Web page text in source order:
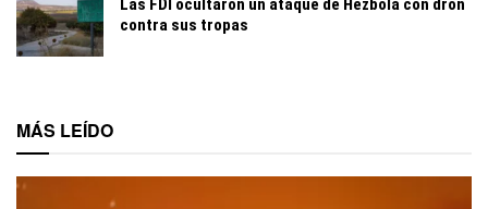
Las FDI ocultaron un ataque de Hezbolá con dron
contra sus tropas
MÁS LEÍDO